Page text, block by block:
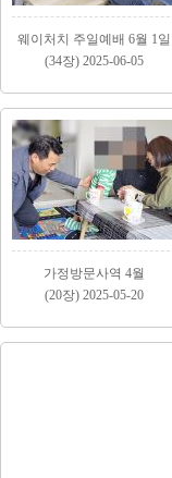
웨이처치 주일예배 6월 1일
(34장) 2025-06-05
가정방문사역 4월
(20장) 2025-05-20